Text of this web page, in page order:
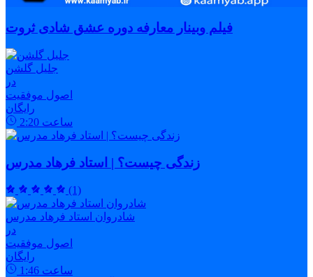
فیلم وبینار معارفه دوره عشق شادی ثروت
جلیل گلشن
در
اصول موفقیت
رایگان
2:20 ساعت
زندگی چیست؟ | استاد فرهاد مدرس
(1)
شادروان استاد فرهاد مدرس
در
اصول موفقیت
رایگان
1:46 ساعت